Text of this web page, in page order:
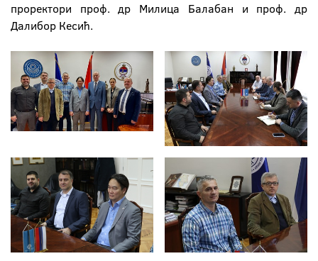
проректори проф. др Милица Балабан и проф. др
Далибор Кесић.